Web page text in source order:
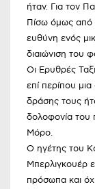
ήταν. Για τον
Πίσω όμως από
ευθύνη ενός
διαιώνιση του
Οι Ερυθρές
επί περίπου
δράσης τους
δολοφονία
Μόρο.
Ο ηγέτης του
Μπερλιγκουέρ
πρόσωπα και